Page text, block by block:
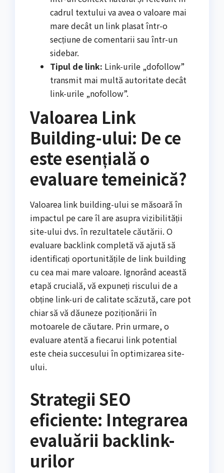
cadrul textului va avea o valoare mai
mare decât un link plasat într-o
secțiune de comentarii sau într-un
sidebar.
Tipul de link: Link-urile „dofollow”
transmit mai multă autoritate decât
link-urile „nofollow”.
Valoarea Link
Building-ului: De ce
este esențială o
evaluare temeinică?
Valoarea link building-ului se măsoară în
impactul pe care îl are asupra vizibilității
site-ului dvs. în rezultatele căutării. O
evaluare backlink completă vă ajută să
identificați oportunitățile de link building
cu cea mai mare valoare. Ignorând această
etapă crucială, vă expuneți riscului de a
obține link-uri de calitate scăzută, care pot
chiar să vă dăuneze poziționării în
motoarele de căutare. Prin urmare, o
evaluare atentă a fiecarui link potential
este cheia succesului în optimizarea site-
ului.
Strategii SEO
eficiente: Integrarea
evaluării backlink-
urilor